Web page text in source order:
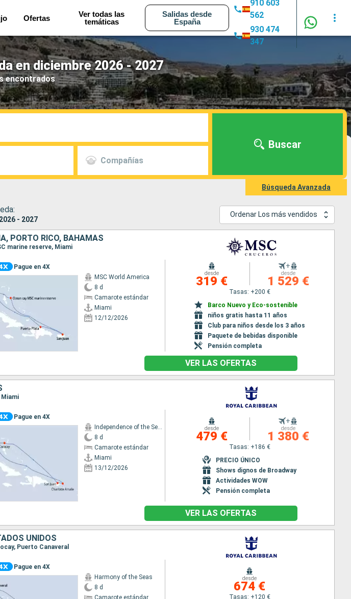
Ofertas
Ver todas las
temáticas
Salidas desde
España
910 603
562
930 474
347
en diciembre 2026 - 2027
encontrados
Compañías
Buscar
Búsqueda Avanzada
- 2027
Ordenar Los más vendidos
PORTO RICO, BAHAMAS
marine reserve, Miami
Pague en 4X
MSC World America
8 d
Camarote estándar
Miami
12/12/2026
desde
319 €
+
desde
1 529 €
Tasas: +200 €
Barco Nuevo y Eco-sostenible
niños gratis hasta 11 años
Club para niños desde los 3 años
Paquete de bebidas disponible
Pensión completa
VER LAS OFERTAS
Miami
Pague en 4X
Independence of the Seas
8 d
Camarote estándar
Miami
13/12/2026
desde
479 €
+
desde
1 380 €
Tasas: +186 €
PRECIO ÚNICO
Shows dignos de Broadway
Actividades WOW
Pensión completa
VER LAS OFERTAS
UNIDOS
Puerto Canaveral
Pague en 4X
Harmony of the Seas
8 d
Camarote estándar
desde
674 €
Tasas: +120 €